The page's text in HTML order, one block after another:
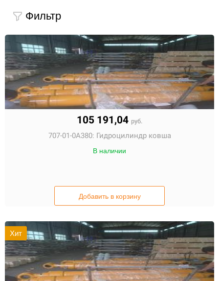
Фильтр
105 191,04 руб.
707-01-0A380: Гидроцилиндр ковша
В наличии
Добавить в корзину
Хит